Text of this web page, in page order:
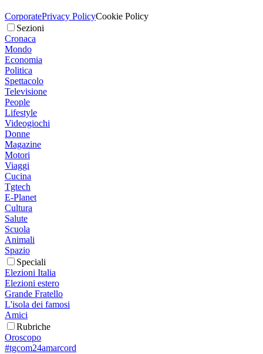
CorporatePrivacy PolicyCookie Policy
Sezioni
Cronaca
Mondo
Economia
Politica
Spettacolo
Televisione
People
Lifestyle
Videogiochi
Donne
Magazine
Motori
Viaggi
Cucina
Tgtech
E-Planet
Cultura
Salute
Scuola
Animali
Spazio
Speciali
Elezioni Italia
Elezioni estero
Grande Fratello
L'isola dei famosi
Amici
Rubriche
Oroscopo
#tgcom24amarcord